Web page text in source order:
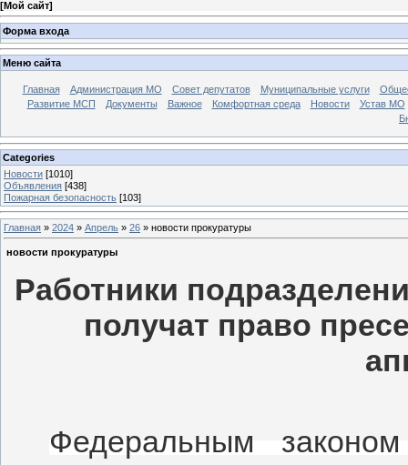
[Мой сайт]
Форма входа
Меню сайта
Главная Администрация МО Совет депутатов Муниципальные услуги
Развитие МСП
Документы Важное Комфортная среда Новости
Устав МО
Categories
Новости [1010]
Объявления [438]
Пожарная безопасность [103]
Главная » 2024 » Апрель » 26 » новости прокуратуры
новости прокуратуры
Работники
получат право
Федеральным